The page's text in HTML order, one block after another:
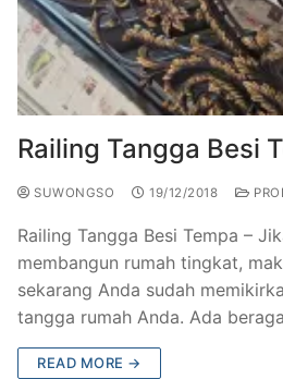
Railing Tangga Besi
SUWONGSO 19/12/2018
Railing Tangga Besi Tempa –
membangun rumah tingkat,
sekarang Anda sudah
tangga rumah Anda. Ada
READ MORE →